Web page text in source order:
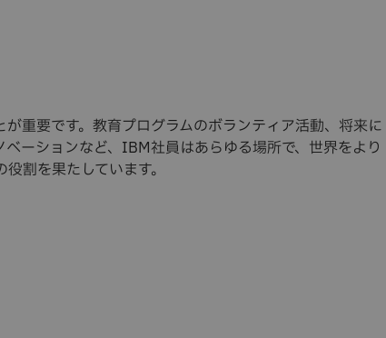
重要です。教育プログラムのボランティア活動、将来に
ーションなど、IBM社員はあらゆる場所で、世界をより
割を果たしています。